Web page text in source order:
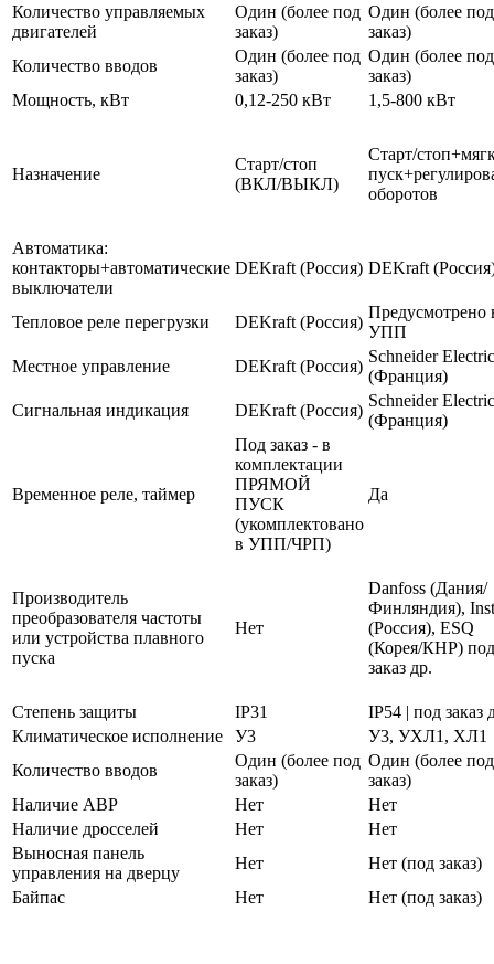
Количество управляемых
двигателей
Один (более под
заказ)
Один (более под
заказ)
Количество вводов
Один (более под
заказ)
Один (более под
заказ)
Мощность, кВт
0,12-250 кВт 1,5-800 кВт
Назначение
Старт/стоп
(ВКЛ/ВЫКЛ)
Старт/
оборотов
Автоматика:
контакторы+автоматические
выключатели
DEKraft (Россия) DEKraft
Тепловое реле перегрузки DEKraft (Россия)
Предусмотрено
УПП
Местное управление
DEKraft (Россия)
Schneider Electric
(Франция)
Сигнальная индикация
DEKraft (Россия)
Schneider Electric
(Франция)
Временное реле, таймер
Под заказ - в
комплектации
ПРЯМОЙ
ПУСК
(укомплектовано
в УПП/ЧРП)
Да
Производитель
преобразователя частоты
или устройства плавного
пуска
Нет
Danfoss (Дания/
Финляндия),
(Россия), ESQ
(Корея/КНР) под
заказ др.
Степень защиты IP31
IP54 | под заказ
Климатическое исполнение
У3
У3, УХЛ1, ХЛ1
Количество вводов
Один (более под
заказ)
Один (более под
заказ)
Наличие АВР
Нет
Нет
Наличие дросселей
Нет
Нет
Выносная панель
управления на дверцу
Нет
Нет (под заказ)
Байпас
Нет Нет (под заказ)